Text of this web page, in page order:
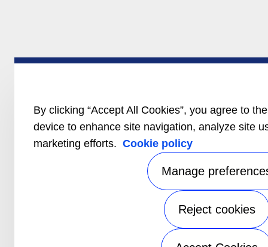
By clicking “Accept All Cookies”, you agree to
device to enhance site navigation, analyze site
marketing efforts. Cookie policy
Manage
Reject cookies